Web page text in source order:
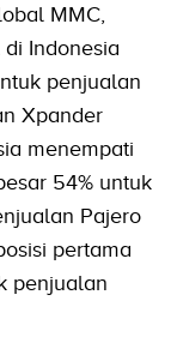
MMC,
Indonesia
penjualan
Xpander
menempati
54% untuk
Pajero
pertama
penjualan